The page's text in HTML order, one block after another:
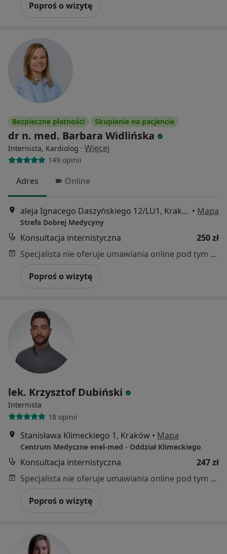
Poproś o wizytę
Bezpieczne płatności Skupienie na pacjencie
dr n. med. Barbara Widlińska
Internista, Kardiolog · Więcej
149 opinii
Adres Online
aleja Ignacego Daszyńskiego 12/LU1, Kraków • Mapa
Strefa Dobrej Medycyny
Konsultacja internistyczna
250 zł
Specjalista nie oferuje umawiania online pod tym adresem.
Poproś o wizytę
lek. Krzysztof Dubiński
Internista
18 opinii
Stanisława Klimeckiego 1, Kraków • Mapa
Centrum Medyczne enel-med - Oddział Klimeckiego
Konsultacja internistyczna
247 zł
Specjalista nie oferuje umawiania online pod tym adresem.
Poproś o wizytę